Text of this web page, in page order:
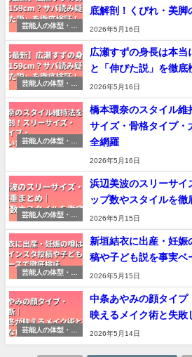
芸能人の体型・ス
底解剖！くびれ・美脚
2026年5月16日
芸能人の体型・ス
広瀬すずの身長は本
と「伸びた説」を徹底
2026年5月16日
芸能人の体型・ス
橋本環奈のスタイル維
サイズ・骨格タイプ・
全網羅
2026年5月16日
芸能人の体型・ス
浜辺美波のスリーサイ
ップ数やスタイルを徹
2026年5月15日
芸能人の体型・ス
新垣結衣に出産・妊娠
稿や子ども説を事実ベ
2026年5月15日
芸能人の体型・ス
中条あやみの顔タイプ
映えるメイク術と失
2026年5月14日